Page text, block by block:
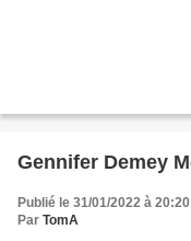
Gennifer Demey
Publié le 31/01/2022 à 20:20
Par TomA